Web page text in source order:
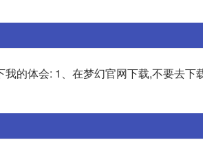
的体会: 1、在梦幻官网下载,不要去下